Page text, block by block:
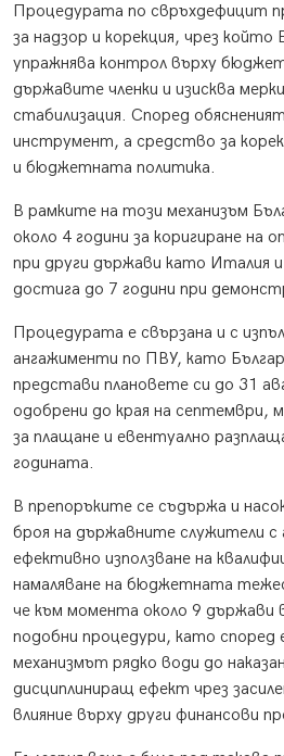
Процедурата по свръхдефицит
за надзор и корекция, чрез който
упражнява контрол върху
държавите членки и изисква
стабилизация. Според
инструмент, а средство за
и бюджетната политика.
В рамките на този механизъм
около 4 години за коригиране на
при други държави като Италия
достига до 7 години при
Процедурата е свързана и с
ангажименти по ПВУ, като
представи плановете си до 31
одобрени до края на септември,
за плащане и евентуално
годината.
В препоръките се съдържа и
броя на държавните служители с
ефективно използване на
намаляване на бюджетната
че към момента около 9 държави
подобни процедури, като според
механизмът рядко води до
дисциплиниращ ефект чрез
влияние върху други финансови